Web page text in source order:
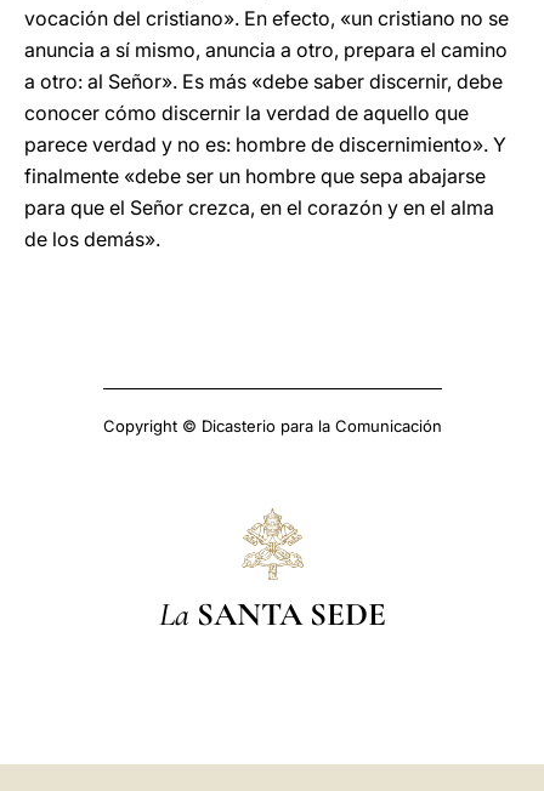
vocación del cristiano». En efecto, «un cristiano no se
anuncia a sí mismo, anuncia a otro, prepara el camino
a otro: al Señor». Es más «debe saber discernir, debe
conocer cómo discernir la verdad de aquello que
parece verdad y no es: hombre de discernimiento». Y
finalmente «debe ser un hombre que sepa abajarse
para que el Señor crezca, en el corazón y en el alma
de los demás».
Copyright © Dicasterio para la Comunicación
La SANTA SEDE